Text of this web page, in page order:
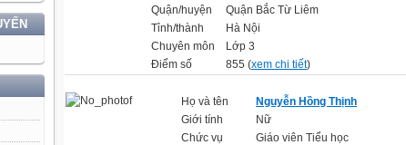
Quận/huyện
Quận Bắc Từ Liêm
Tỉnh/thành
Hà Nội
Chuyên môn
Lớp 3
Điểm số
855 (xem chi tiết)
Họ và tên
Nguyễn Hồng Thịnh
Giới tính
Nữ
Chức vụ
Giáo viên Tiểu học